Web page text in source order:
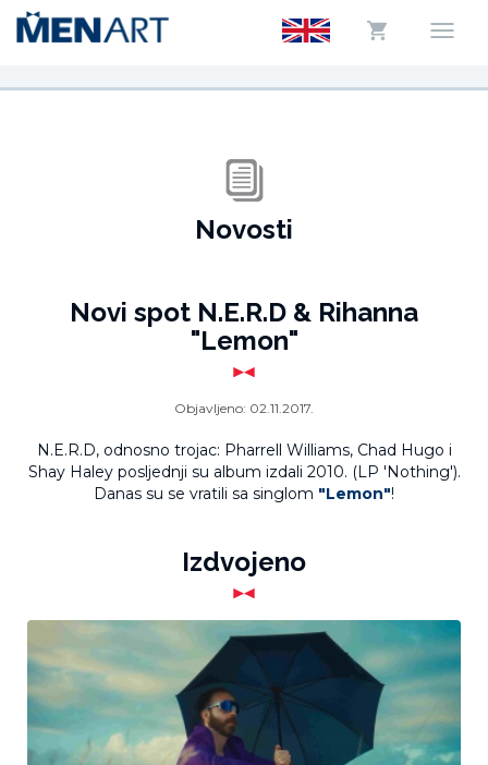
Novosti
Novi spot N.E.R.D & Rihanna
"Lemon"
Objavljeno: 02.11.2017.
N.E.R.D, odnosno trojac: Pharrell Williams, Chad Hugo i
Shay Haley posljednji su album izdali 2010. (LP 'Nothing').
Danas su se vratili sa singlom "Lemon"!
Izdvojeno